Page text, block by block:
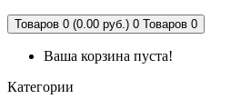
Товаров 0 (0.00 руб.) 0 Товаров 0
Ваша корзина пуста!
Категории